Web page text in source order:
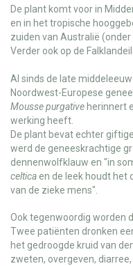
De plant komt voor in
en in het tropische
zuiden van Australië
Verder ook op de
Al sinds de late
Noordwest-Europese
Mousse purgative herinnert
werking heeft.
De plant bevat echter
werd de geneeskrachtige
dennenwolfklauw en "in
celticaen de leek houdt het
van de zieke mens".
Ook tegenwoordig worden
Twee patiënten dronken
het gedroogde kruid van
zweten, overgeven,